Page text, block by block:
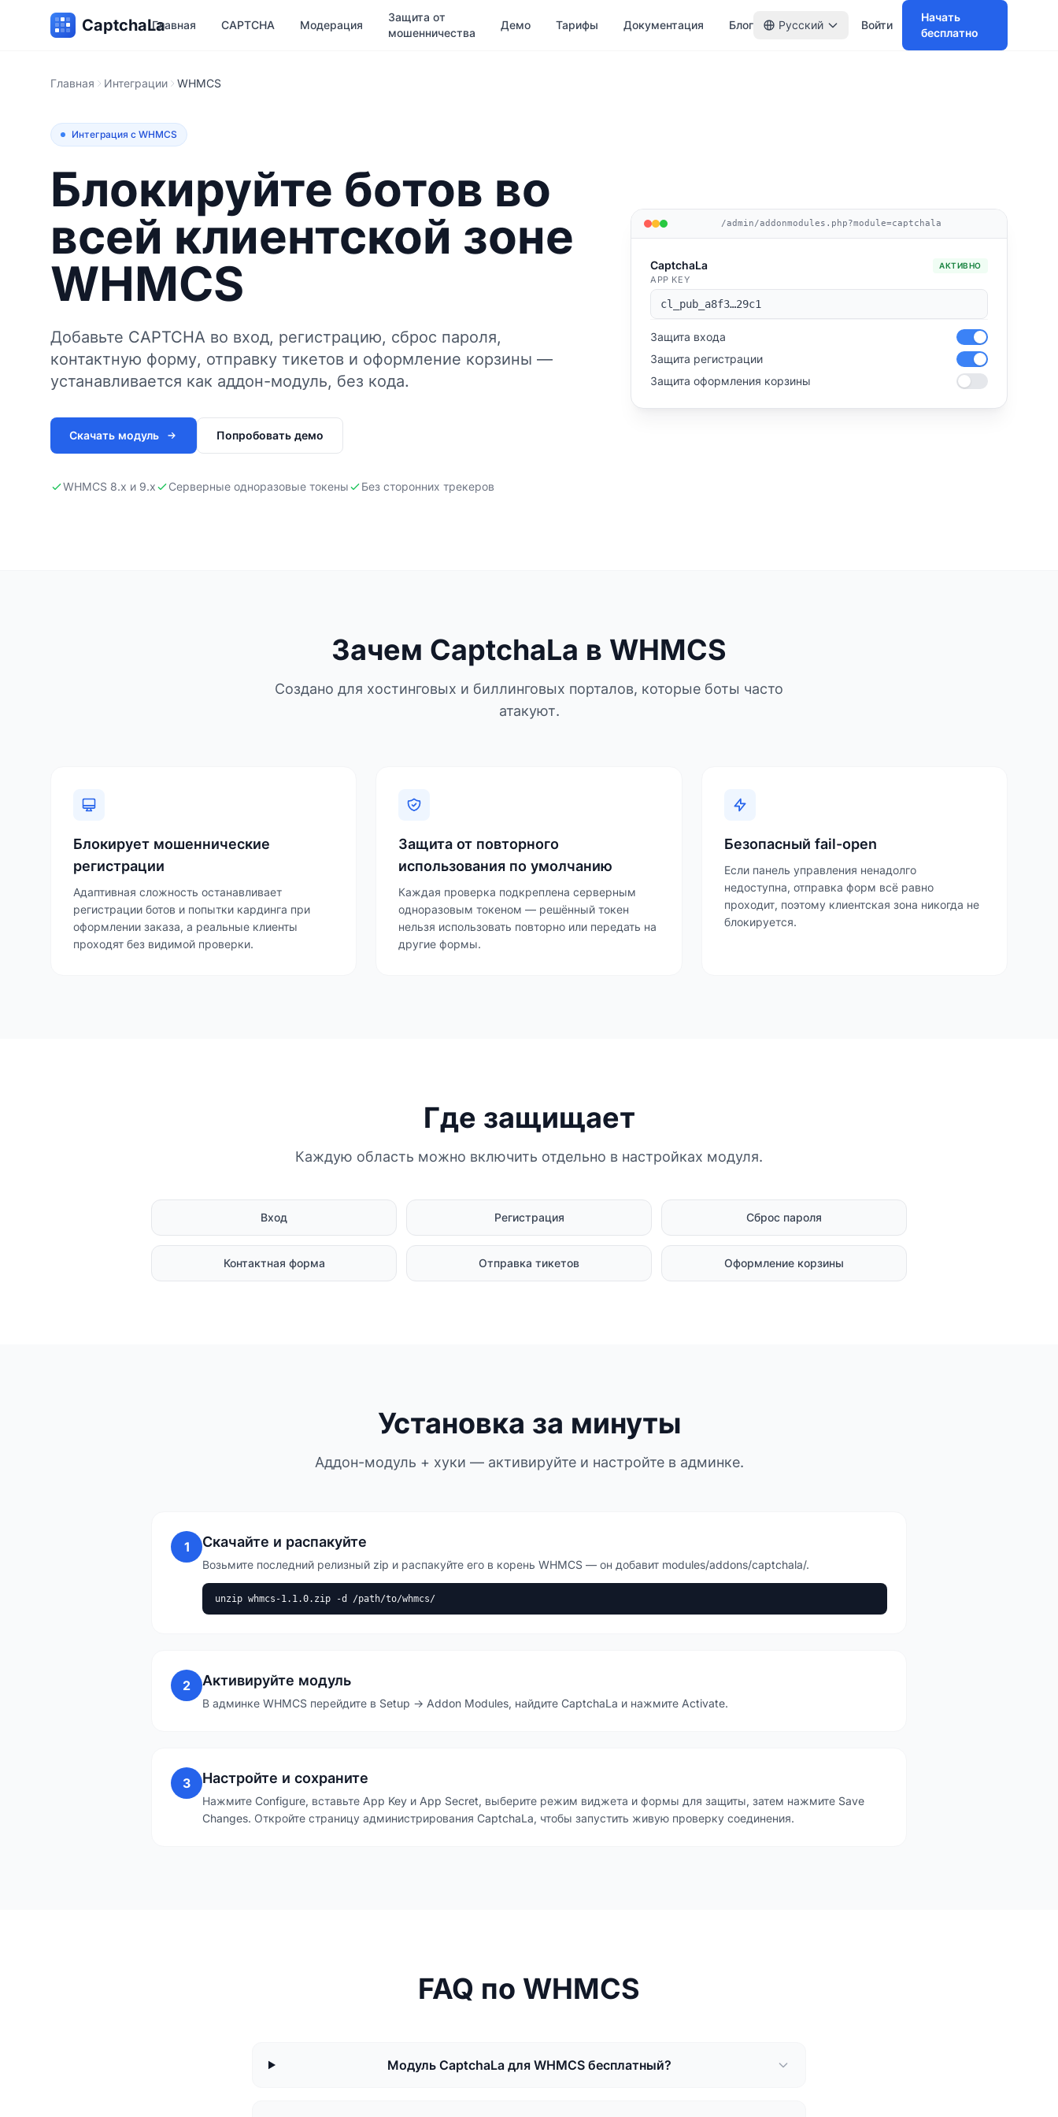
CaptchaLaГлавная CAPTCHA Модерация
Защита от
мошенничества
Демо Тарифы Документация Блог Русский Войти
Начать
бесплатно
Главная Интеграции WHMCS
Интеграция с WHMCS
Блокируйте ботов во
всей клиентской зоне
WHMCS
Добавьте CAPTCHA во вход, регистрацию, сброс пароля,
контактную форму, отправку тикетов и оформление корзины —
устанавливается как аддон-модуль, без кода.
Скачать модуль Попробовать демо
WHMCS 8.x и 9.x Серверные одноразовые токены Без сторонних трекеров
/admin/addonmodules.php?module=captchala
CaptchaLa АКТИВНО
APP KEY
cl_pub_a8f3…29c1
Защита входа
Защита регистрации
Защита оформления корзины
Зачем CaptchaLa в WHMCS
Создано для хостинговых и биллинговых порталов, которые боты часто
атакуют.
Блокирует мошеннические
регистрации
Адаптивная сложность останавливает
регистрации ботов и попытки кардинга при
оформлении заказа, а реальные клиенты
проходят без видимой проверки.
Защита от повторного
использования по умолчанию
Каждая проверка подкреплена серверным
одноразовым токеном — решённый токен
нельзя использовать повторно или передать на
другие формы.
Безопасный fail-open
Если панель управления ненадолго
недоступна, отправка форм всё равно
проходит, поэтому клиентская зона никогда не
блокируется.
Где защищает
Каждую область можно включить отдельно в настройках модуля.
Вход Регистрация Сброс пароля
Контактная форма Отправка тикетов Оформление корзины
Установка за минуты
Аддон-модуль + хуки — активируйте и настройте в админке.
1 Скачайте и распакуйте
Возьмите последний релизный zip и распакуйте его в корень WHMCS — он добавит modules/addons/captchala/.
unzip whmcs-1.1.0.zip -d /path/to/whmcs/
2 Активируйте модуль
В админке WHMCS перейдите в Setup → Addon Modules, найдите CaptchaLa и нажмите Activate.
3 Настройте и сохраните
Нажмите Configure, вставьте App Key и App Secret, выберите режим виджета и формы для защиты, затем нажмите Save
Changes. Откройте страницу администрирования CaptchaLa, чтобы запустить живую проверку соединения.
FAQ по WHMCS
Модуль CaptchaLa для WHMCS бесплатный?